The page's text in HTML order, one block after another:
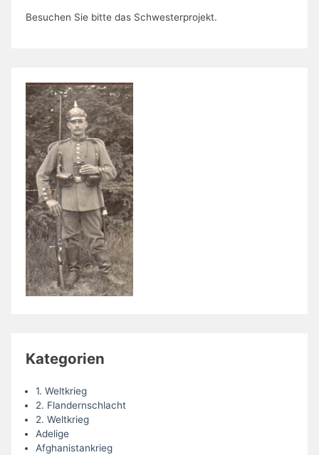
Besuchen Sie bitte das Schwesterprojekt.
Kategorien
1. Weltkrieg
2. Flandernschlacht
2. Weltkrieg
Adelige
Afghanistankrieg